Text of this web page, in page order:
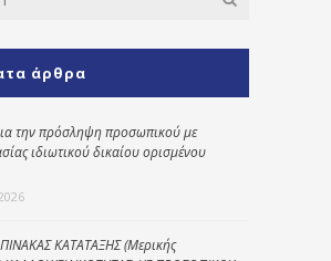
άρθρα
την πρόσληψη προσωπικού με
ιδιωτικού δικαίου ορισμένου
ΚΑΤΑΤΑΞΗΣ (Μερικής